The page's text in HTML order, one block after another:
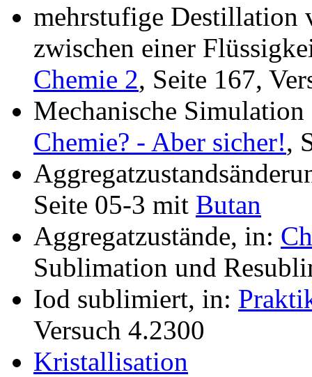
mehrstufige Destillation
zwischen einer
Chemie 2, Seite 167,
Mechanische
Chemie? - Aber sicher!,
Seite 05-3 mit Butan
Aggregatzustände, in:
Sublimation und
Iod sublimiert, in:
Versuch 4.2300
Kristallisation